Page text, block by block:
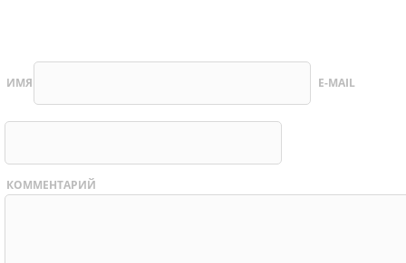
ИМЯ E-MAIL
КОММЕНТАРИЙ